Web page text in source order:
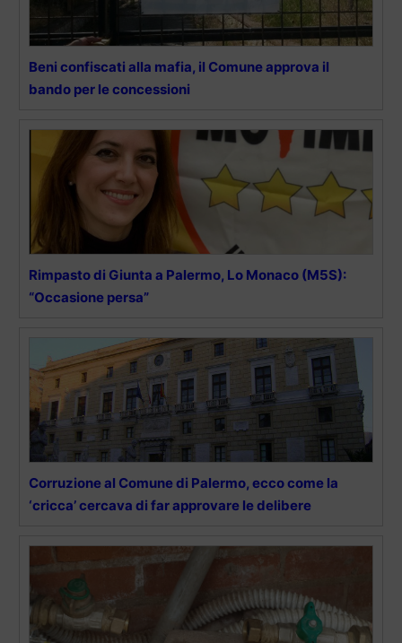
Beni confiscati alla mafia, il Comune approva il
bando per le concessioni
Rimpasto di Giunta a Palermo, Lo Monaco (M5S):
“Occasione persa”
Corruzione al Comune di Palermo, ecco come la
‘cricca’ cercava di far approvare le delibere